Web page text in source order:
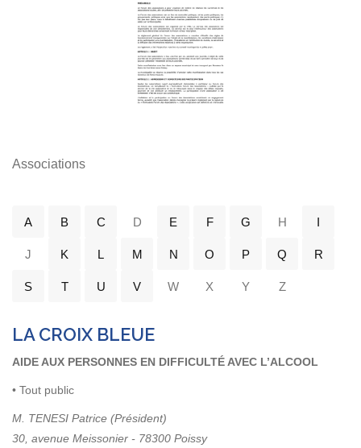
Associations
A B C D E F G H I
J K L M N O P Q R
S T U V W X Y Z
LA CROIX BLEUE
AIDE AUX PERSONNES EN DIFFICULTÉ AVEC L’ALCOOL
• Tout public
M. TENESI Patrice (Président)
30, avenue Meissonier - 78300 Poissy